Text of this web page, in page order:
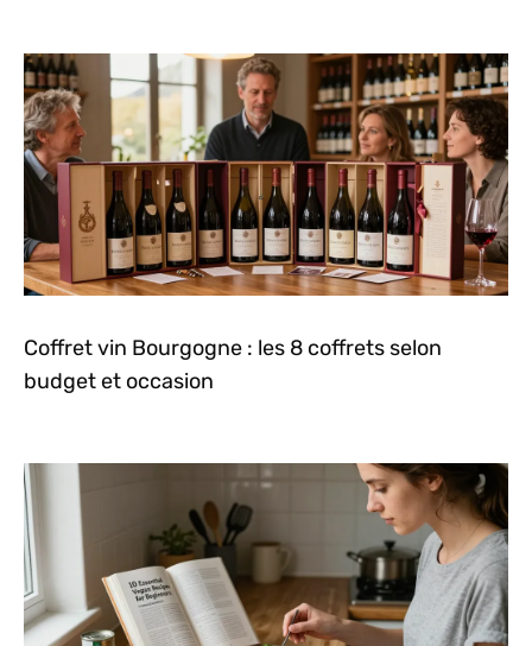
Coffret vin Bourgogne : les 8 coffrets selon
budget et occasion